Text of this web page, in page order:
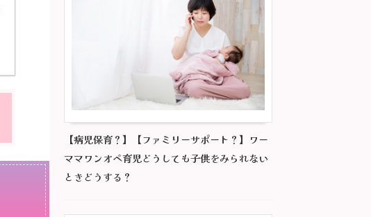
【病児保育？】【ファミリーサポート？】ワー
ママワンオペ育児どうしても子供をみられない
ときどうする？